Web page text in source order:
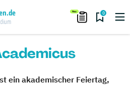
0
ein akademischer Feiertag,